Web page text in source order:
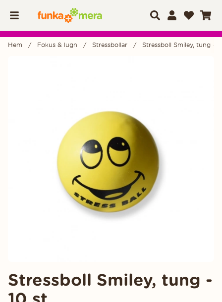
Hem Fokus & lugn Stressbollar Stressboll Smiley, tung -
Stressboll Smiley, tung -
10 st